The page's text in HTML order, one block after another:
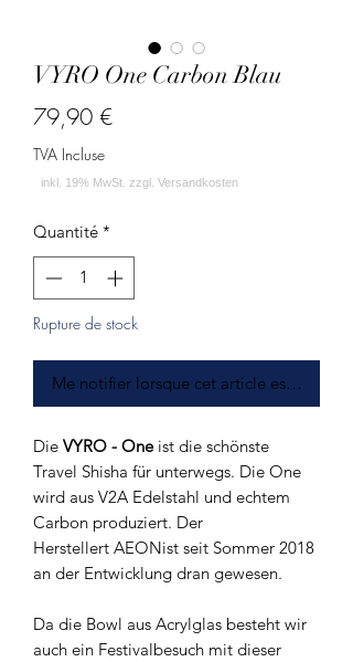
VYRO One Carbon Blau
79,90 €Prix
TVA Incluse
Quantité *
Rupture de stock
Me notifier lorsque cet article est
Die VYRO - Oneist die schönste
Travel Shisha für unterwegs. Die One
wird aus V2A Edelstahl und echtem
Carbon produziert. Der
Herstellert AEONist seit Sommer 2018
an der Entwicklung dran gewesen.
Da die Bowl aus Acrylglas besteht wir
auch ein Festivalbesuch mit dieser